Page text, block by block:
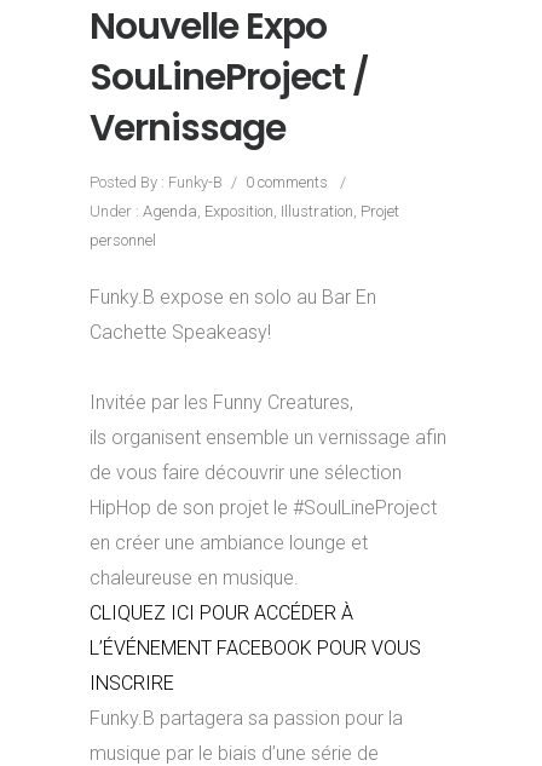
Nouvelle Expo
SouLineProject /
Vernissage
Posted By : Funky-B / 0 comments
/
Under : Agenda, Exposition, Illustration, Projet
personnel
Funky.B expose en solo au Bar En
Cachette Speakeasy!
Invitée par les Funny Creatures,
ils organisent ensemble un vernissage afin
de vous faire découvrir une sélection
HipHop de son projet le #SoulLineProject
en créer une ambiance lounge et
chaleureuse en musique.
CLIQUEZ ICI POUR ACCÉDER À
L’ÉVÉNEMENT FACEBOOK POUR VOUS
INSCRIRE
Funky.B partagera sa passion pour la
musique par le biais d’une série de